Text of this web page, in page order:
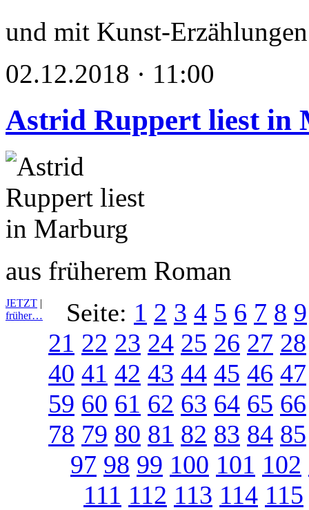
und mit Kunst-
02.12.2018 · 11:00
Astrid Ruppert liest in
aus früherem Roman
JETZT |
früher…
Seite: 1 2 3 4 5 6 7 8 9
21 22 23 24 25 26 27 28
40 41 42 43 44 45 46 47
59 60 61 62 63 64 65 66
78 79 80 81 82 83 84 85
97 98 99 100 101 102
111 112 113 114 115